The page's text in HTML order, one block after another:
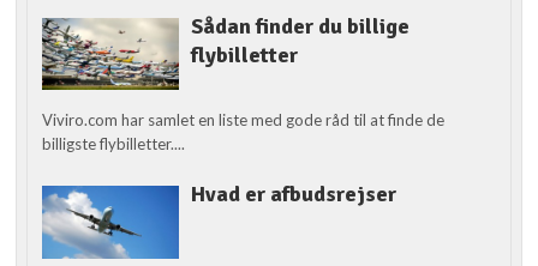
Sådan finder du billige
flybilletter
Viviro.com har samlet en liste med gode råd til at finde de
billigste flybilletter....
Hvad er afbudsrejser